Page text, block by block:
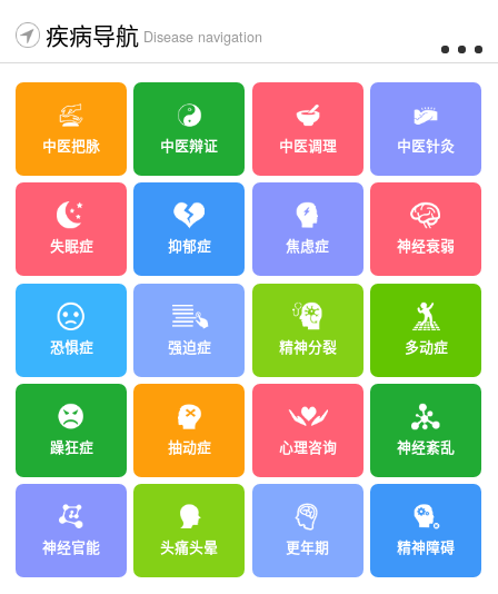
疾病导航 Disease navigation
中医把脉 中医辩证 中医调理 中医针灸
失眠症 抑郁症 焦虑症 神经衰弱
恐惧症 强迫症 精神分裂 多动症
躁狂症 抽动症 心理咨询 神经紊乱
神经官能 头痛头晕 更年期 精神障碍